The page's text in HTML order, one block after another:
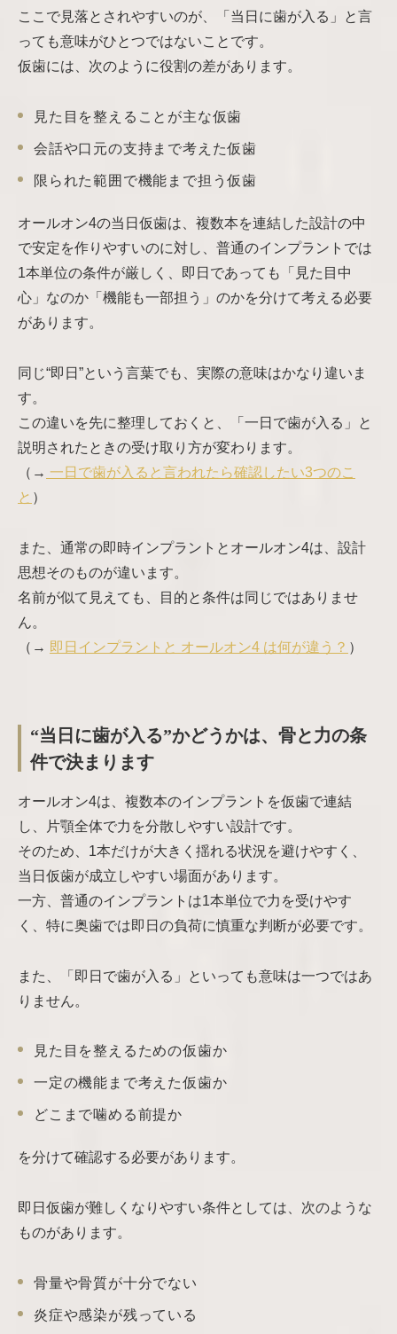
ここで見落とされやすいのが、「当日に歯が入る」と言
っても意味がひとつではないことです。
仮歯には、次のように役割の差があります。
見た目を整えることが主な仮歯
会話や口元の支持まで考えた仮歯
限られた範囲で機能まで担う仮歯
オールオン4の当日仮歯は、複数本を連結した設計の中
で安定を作りやすいのに対し、普通のインプラントでは
1本単位の条件が厳しく、即日であっても「見た目中
心」なのか「機能も一部担う」のかを分けて考える必要
があります。
同じ“即日”という言葉でも、実際の意味はかなり違いま
す。
この違いを先に整理しておくと、「一日で歯が入る」と
説明されたときの受け取り方が変わります。
（→ 一日で歯が入ると言われたら確認したい3つのこ
と ）
また、通常の即時インプラントとオールオン4は、設計
思想そのものが違います。
名前が似て見えても、目的と条件は同じではありませ
ん。
（→ 即日インプラントと オールオン4 は何が違う？ ）
“当日に歯が入る”かどうかは、骨と力の条
件で決まります
オールオン4は、複数本のインプラントを仮歯で連結
し、片顎全体で力を分散しやすい設計です。
そのため、1本だけが大きく揺れる状況を避けやすく、
当日仮歯が成立しやすい場面があります。
一方、普通のインプラントは1本単位で力を受けやす
く、特に奥歯では即日の負荷に慎重な判断が必要です。
また、「即日で歯が入る」といっても意味は一つではあ
りません。
見た目を整えるための仮歯か
一定の機能まで考えた仮歯か
どこまで噛める前提か
を分けて確認する必要があります。
即日仮歯が難しくなりやすい条件としては、次のような
ものがあります。
骨量や骨質が十分でない
炎症や感染が残っている